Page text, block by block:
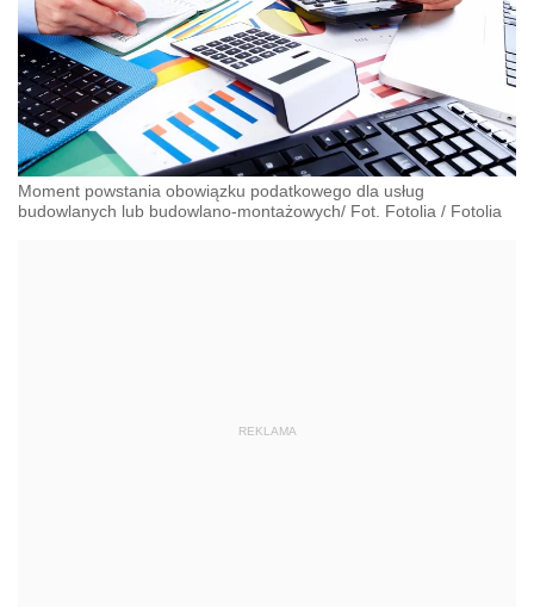
Moment powstania obowiązku podatkowego dla usług
budowlanych lub budowlano-montażowych/ Fot. Fotolia / Fotolia